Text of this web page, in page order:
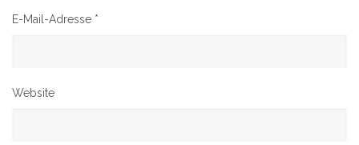
E-Mail-Adresse *
Website